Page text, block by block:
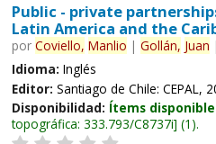
Public - private
Latin America and the
por Coviello, Manlio | Gollán, Juan
Idioma: Inglés
Editor: Santiago de Chile: CEPAL,
Disponibilidad: Ítems
topográfica: 333.793/C8737i (1).